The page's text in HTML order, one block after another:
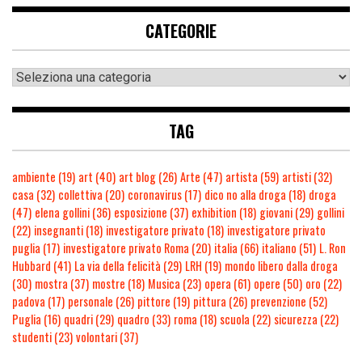
CATEGORIE
TAG
ambiente (19) art (40) art blog(26)Arte (47) artista (59) artisti(32)
casa (32) collettiva (20) coronavirus(17) dico no alla droga (18) droga
(47) elena gollini(36) esposizione (37) exhibition (18) giovani(29) gollini
(22) insegnanti(18) investigatore privato (18) investigatore privato
puglia (17) investigatore privato Roma (20) italia (66) italiano (51) L. Ron
Hubbard (41) La via della felicità (29) LRH (19) mondo libero dalla droga
(30) mostra (37) mostre (18) Musica (23) opera (61) opere (50) oro (22)
padova (17) personale (26) pittore (19) pittura (26) prevenzione (52)
Puglia (16) quadri(29) quadro (33) roma (18) scuola (22) sicurezza (22)
studenti(23)volontari(37)